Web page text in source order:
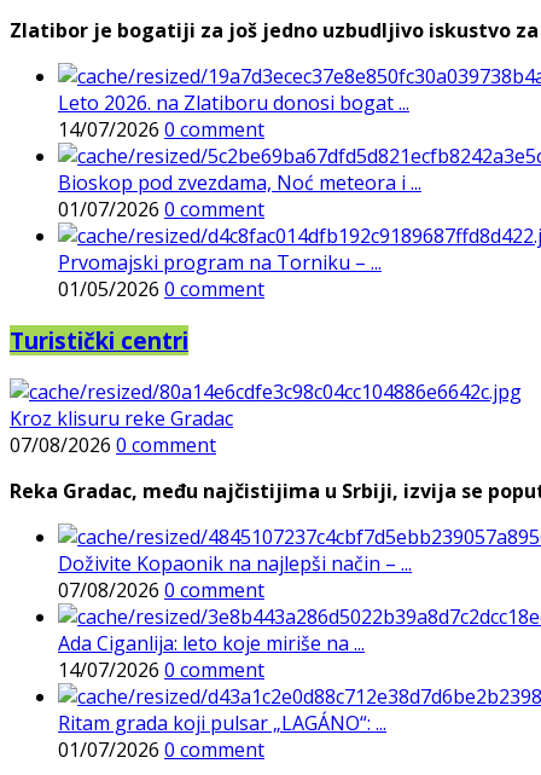
Zlatibor je bogatiji za još jedno uzbudljivo iskustvo
Leto 2026. na Zlatiboru donosi bogat ...
14/07/2026 0 comment
Bioskop pod zvezdama, Noć meteora i ...
01/07/2026 0 comment
Prvomajski program na Torniku – ...
01/05/2026 0 comment
Turistički centri
Kroz klisuru reke Gradac
07/08/2026 0 comment
Reka Gradac, među najčistijima u Srbiji, izvija se
Doživite Kopaonik na najlepši način – ...
07/08/2026 0 comment
Ada Ciganlija: leto koje miriše na ...
14/07/2026 0 comment
Ritam grada koji pulsar „LAGÁNO“: ...
01/07/2026 0 comment